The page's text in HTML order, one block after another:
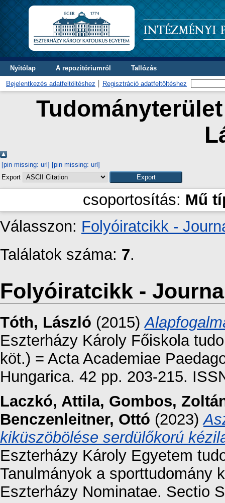
Nyitólap A repozitóriumról Tallózás
Bejelentkezés adatfeltöltéshez Regisztráció adatfeltöltéshez
[pin missing: url] [pin missing: url]
Export
csoportosítás: Mű
Válasszon: Folyóiratcikk -
Találatok száma: 7.
Folyóiratcikk -
Tóth, László (2015)
Eszterházy Károly Főiskola
köt.) = Acta Academiae
Hungarica. 42 pp. 203-215.
Laczkó, Attila, Gombos,
Benczenleitner, Ottó (2023)
kiküszöbölése serdülőkorú
Eszterházy Károly Egyetem
Tanulmányok a sporttudomány
Eszterházy Nominatae. Sectio